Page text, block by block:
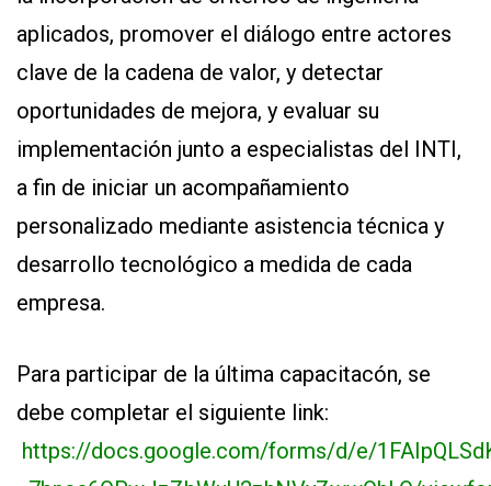
aplicados, promover el diálogo entre actores
clave de la cadena de valor, y detectar
oportunidades de mejora, y evaluar su
implementación junto a especialistas del INTI,
a fin de iniciar un acompañamiento
personalizado mediante asistencia técnica y
desarrollo tecnológico a medida de cada
empresa.
Para participar de la última capacitacón, se
debe completar el siguiente link:
https://docs.google.com/forms/d/e/